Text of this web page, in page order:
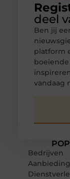
Bedrijven
deel
Ben jij
platform
vandaag